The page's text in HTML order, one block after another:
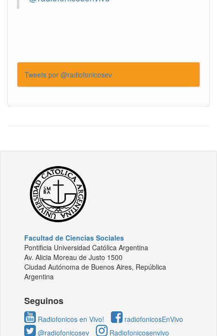
Tweets por @radiofonicosev
Facultad de Ciencias Sociales
Pontificia Universidad Católica Argentina
Av. Alicia Moreau de Justo 1500
Ciudad Autónoma de Buenos Aires, República
Argentina
Seguinos
Radiofonicos en Vivo!
radiofonicosEnVivo
@radiofonicosev
Radiofonicosenvivo